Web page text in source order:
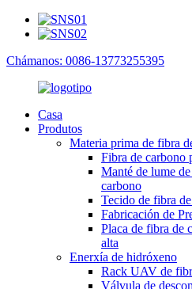
Chámanos: 0086-13773255395
Casa
Produtos
Materia prima de fibra
Fibra de carbono
Manté de lume
carbono
Tecido de fibra
Fabricación de
Placa de fibra de
alta
Enerxía de hidróxeno
Rack UAV de
Válvula de